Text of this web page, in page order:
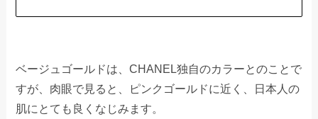
ベージュゴールドは、CHANEL独自のカラーとのことで
すが、肉眼で見ると、ピンクゴールドに近く、日本人の
肌にとても良くなじみます。